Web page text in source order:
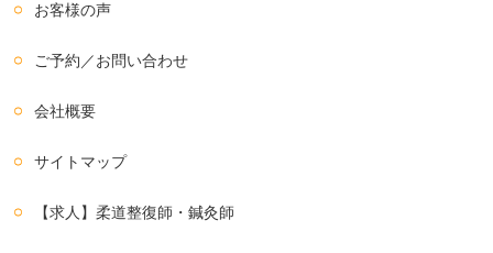
お客様の声
ご予約／お問い合わせ
会社概要
サイトマップ
【求人】柔道整復師・鍼灸師